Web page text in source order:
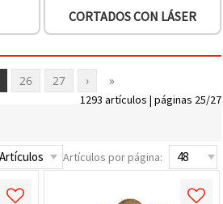
CORTADOS CON LÁSER
26 27 › »
1293 artículos | páginas 25/27
Artículos por página: